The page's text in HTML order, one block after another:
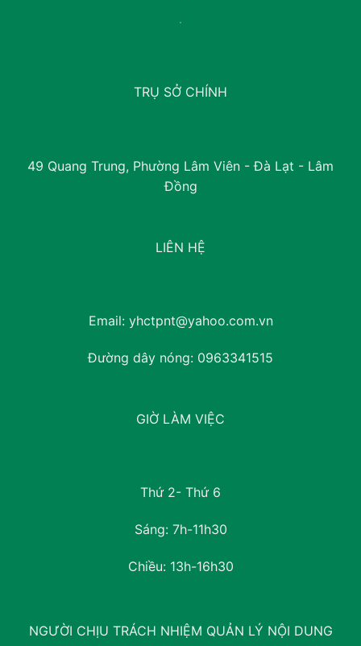
TRỤ SỞ CHÍNH
49 Quang Trung, Phường Lâm Viên - Đà Lạt - Lâm
Đồng
LIÊN HỆ
Email: yhctpnt@yahoo.com.vn
Đường dây nóng: 0963341515
GIỜ LÀM VIỆC
Thứ 2- Thứ 6
Sáng: 7h-11h30
Chiều: 13h-16h30
NGƯỜI CHỊU TRÁCH NHIỆM QUẢN LÝ NỘI DUNG